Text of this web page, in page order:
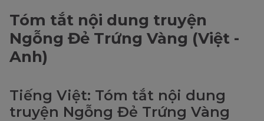
Tóm tắt nội dung truyện
Ngỗng Đẻ Trứng Vàng (Việt -
Anh)
Tiếng Việt: Tóm tắt nội dung
truyện Ngỗng Đẻ Trứng Vàng